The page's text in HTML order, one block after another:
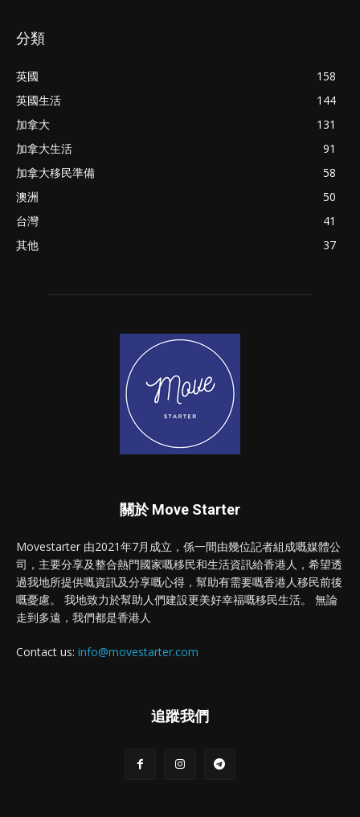
分類
英國
158
英國生活
144
加拿大
131
加拿大生活
91
加拿大移民準備
58
澳洲
50
台灣
41
其他
37
關於 Move Starter
Movestarter 由2021年7月成立，係一間由幾位記者組成嘅媒體公
司，主要分享及整合熱門國家嘅移民和生活資訊給香港人，希望透
過我地所提供嘅資訊及分享嘅心得，幫助有需要嘅香港人移民前後
嘅憂慮。 我地致力於幫助人們建設更美好幸福嘅移民生活。 無論
走到多遠，我們都是香港人
Contact us: info@movestarter.com
追蹤我們